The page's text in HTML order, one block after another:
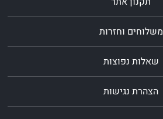
משלוחים וחזרות
שאלות נפוצות
הצהרת נגישות